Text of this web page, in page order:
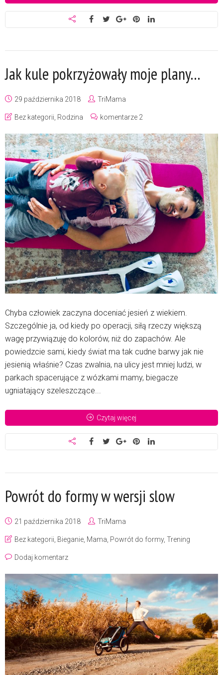
Jak kule pokrzyżowały moje plany…
29 października 2018 TriMama
Bez kategorii Rodzina komentarze 2
Chyba człowiek zaczyna doceniać jesień z wiekiem.
Szczególnie ja, od kiedy po operacji, siłą rzeczy większą
wagę przywiązuję do kolorów, niż do zapachów. Ale
powiedzcie sami, kiedy świat ma tak cudne barwy jak nie
jesienią właśnie? Czas zwalnia, na ulicy jest mniej ludzi, w
parkach spacerujące z wózkami mamy, biegacze
ugniatający szeleszczące...
Czytaj więcej
Powrót do formy w wersji slow
21 października 2018 TriMama
Bez kategorii Bieganie Mama Powrót do formy, Trening
Dodaj komentarz